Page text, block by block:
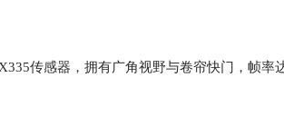
传感器，拥有广角视野与卷帘快门，帧